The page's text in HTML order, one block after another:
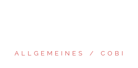
ALLGEMEINES COBI